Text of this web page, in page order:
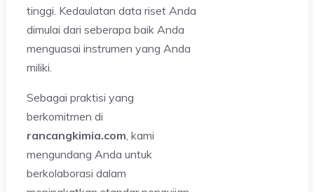
tinggi. Kedaulatan data riset Anda
dimulai dari seberapa baik Anda
menguasai instrumen yang Anda
miliki.
Sebagai praktisi yang
berkomitmen di
rancangkimia.com, kami
mengundang Anda untuk
berkolaborasi dalam